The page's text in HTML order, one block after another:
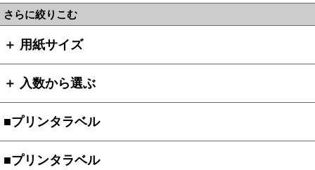
さらに絞りこむ
＋ 用紙サイズ
＋ 入数から選ぶ
■プリンタラベル
■プリンタラベル